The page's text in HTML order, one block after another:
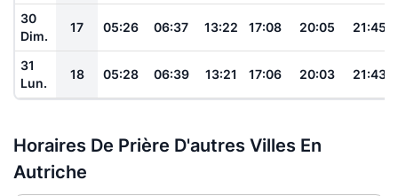
30
Dim.
17 05:26 06:37 13:22 17:08 20:05 21:45
31
Lun.
18 05:28 06:39 13:21 17:06 20:03 21:43
Horaires De Prière D'autres Villes En
Autriche